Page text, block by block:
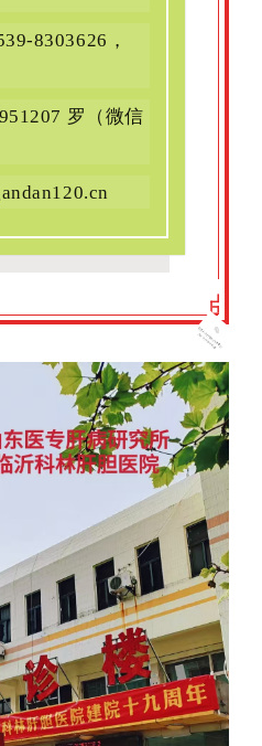
8303626，
罗（微信